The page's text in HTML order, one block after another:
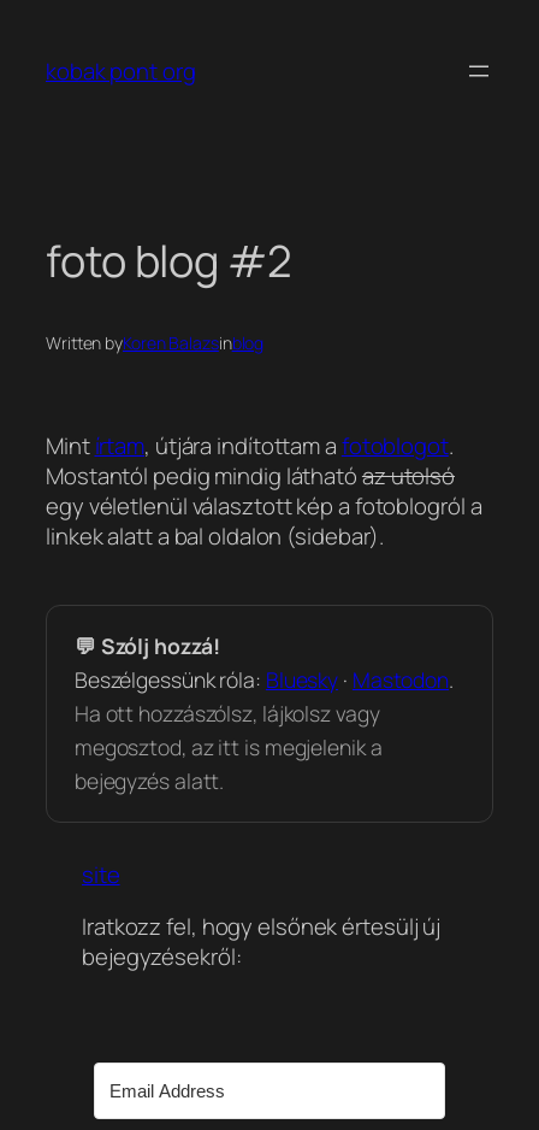
tartalomhoz
kobak pont org
foto blog #2
Written byKoren Balazsinblog
Mintírtam, útjára indítottam afotoblogot.
Mostantól pedig mindig láthatóaz utolsó
egy véletlenül választott kép a fotoblogról a
linkek alatt a bal oldalon (sidebar).
💬 Szólj hozzá!
Beszélgessünk róla: Bluesky · Mastodon.
Ha ott hozzászólsz, lájkolsz vagy
megosztod, az itt is megjelenik a
bejegyzés alatt.
site
Iratkozz fel, hogy elsőnek értesülj új
bejegyzésekről: